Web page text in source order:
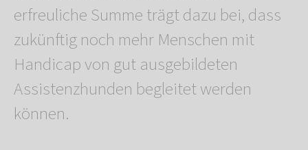
erfreuliche Summe trägt dazu bei, dass
zukünftig noch mehr Menschen mit
Handicap von gut ausgebildeten
Assistenzhunden begleitet werden
können.